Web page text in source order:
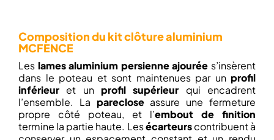
Composition du kit clôture aluminium
MCFENCE
Les lames aluminium persienne ajourée s’insèrent
dans le poteau et sont maintenues par un profil
inférieur et un profil supérieur qui encadrent
l’ensemble. La parecloseassure une fermeture
propre côté poteau, et l’embout de finition
termine la partie haute. Lesécarteurscontribuent à